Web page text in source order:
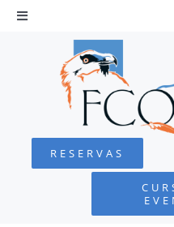
Saltar
Toggle
Navigation
QUEBRANTAHUESOS
FUNDACIÓN
RESERVAS